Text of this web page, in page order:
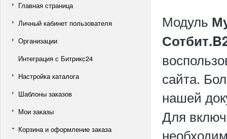
Главная страница
Личный кабинет пользователя
Организации
Интеграция с Битрикс24
Настройка каталога
Шаблоны заказов
Мои заказы
Корзина и оформление заказа
Модуль
сайта.
нашей
Для